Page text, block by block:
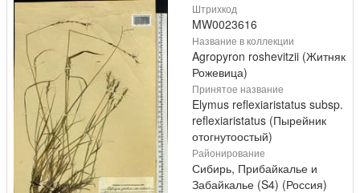
Штрихкод
MW0023616
Название в коллекции
Agropyron roshevitzii (Житняк
Рожевица)
Принятое название
Elymus reflexiaristatus subsp.
reflexiaristatus (Пырейник
отогнутоостый)
Районирование
Сибирь, Прибайкалье и
Забайкалье (S4) (Россия)